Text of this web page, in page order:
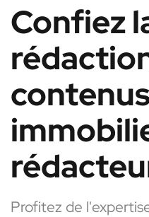
Confiez
Profitez de